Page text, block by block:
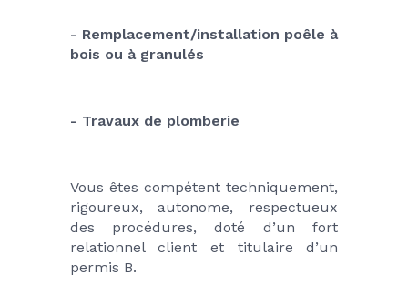
- Remplacement/installation poêle à
bois ou à granulés
- Travaux de plomberie
Vous êtes compétent techniquement,
rigoureux, autonome, respectueux
des procédures, doté d’un fort
relationnel client et titulaire d’un
permis B.